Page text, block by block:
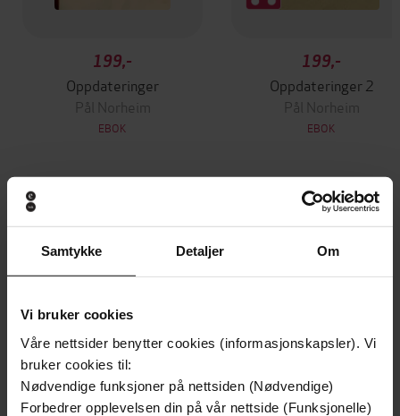
Samtykke Detaljer Om
Vi bruker cookies
Våre nettsider benytter cookies (informasjonskapsler). Vi
bruker cookies til:
Nødvendige funksjoner på nettsiden (Nødvendige)
Forbedrer opplevelsen din på vår nettside (Funksjonelle)
199,-
Oppdateringer
Pål Norheim
EBOK
199,-
Oppdateringer 2
Pål Norheim
EBOK
Andre har også kjøpt
Premium